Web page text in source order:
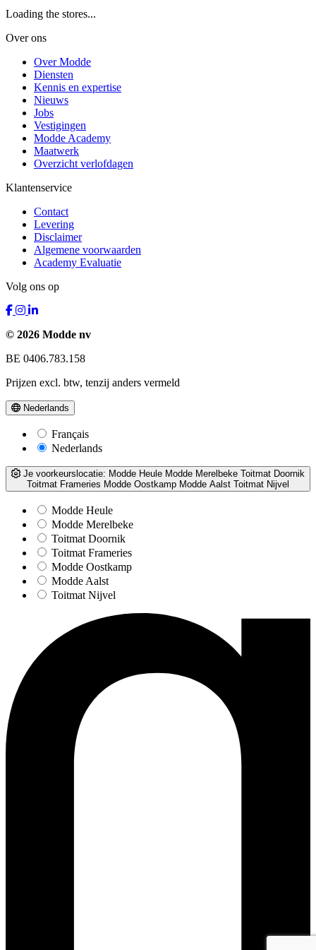
Loading the stores...
Over ons
Over Modde
Diensten
Kennis en expertise
Nieuws
Jobs
Vestigingen
Modde Academy
Maatwerk
Overzicht verlofdagen
Klantenservice
Contact
Levering
Disclaimer
Algemene voorwaarden
Academy Evaluatie
Volg ons op
© 2026 Modde nv
BE 0406.783.158
Prijzen excl. btw, tenzij anders vermeld
Nederlands
Français
Nederlands
Je voorkeurslocatie: Modde Heule Modde Merelbeke Toitmat Doornik
Toitmat Frameries Modde Oostkamp Modde Aalst Toitmat Nijvel
Modde Heule
Modde Merelbeke
Toitmat Doornik
Toitmat Frameries
Modde Oostkamp
Modde Aalst
Toitmat Nijvel